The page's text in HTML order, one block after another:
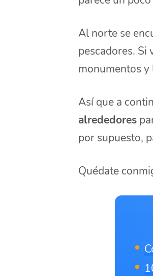
Al norte se
pescadores. Si
monumentos
Así que a
alrededores
por supuesto,
Quédate